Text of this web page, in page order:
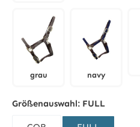
grau navy
Größenauswahl: FULL